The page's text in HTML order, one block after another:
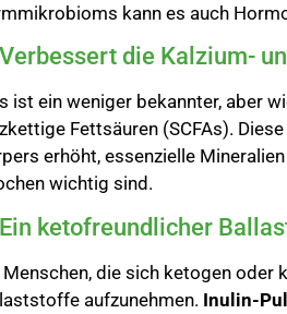
kann es auch
die Kalzium-
ist ein weniger bekannter, aber
Fettsäuren (SCFAs).
erhöht, essenzielle
wichtig sind.
ketofreundlicher
Menschen, die sich ketogen oder
aufzunehmen. Inulin-